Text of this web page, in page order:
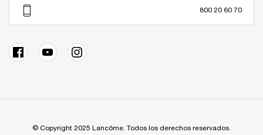
800 20 60 70
© Copyright 2025 Lancôme. Todos los derechos reservados.